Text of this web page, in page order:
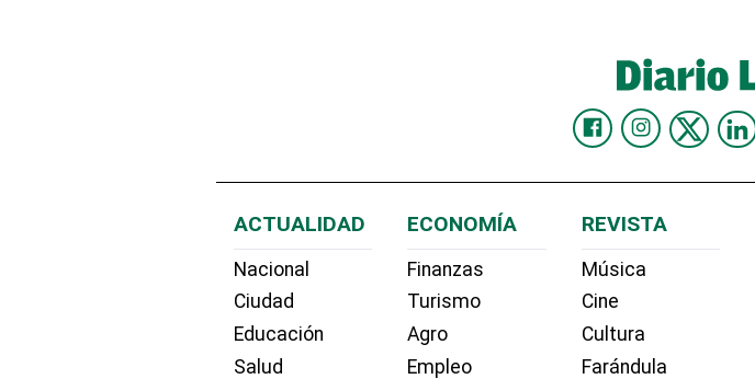
ACTUALIDAD
Nacional
Ciudad
Educación
Salud
ECONOMÍA
Finanzas
Turismo
Agro
Empleo
REVISTA
Música
Cine
Cultura
Farándula